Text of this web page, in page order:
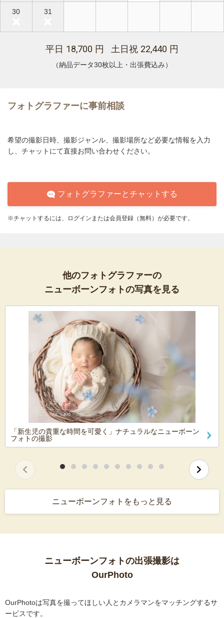
30 31
平日 18,700 円 土日祝 22,440 円
（納品データ30枚以上・出張費込み）
フォトグラファーに事前相談
希望の撮影日時、撮影ジャンル、撮影場所など必要な情報を入力
し、チャットにて直接お問い合わせください。
フォトグラファーとチャットする
※チャットするには、ログインまたは会員登録（無料）が必要です。
他のフォトグラファーの
ニューボーンフォトの写真を見る
「新生児の貴重な時間を可愛く」ナチュラルなニューボーン
フォトの撮影
ニューボーンフォトをもっと見る
ニューボーンフォトの出張撮影は
OurPhoto
OurPhotoは写真を撮ってほしい人とカメラマンをマッチングするサ
ービスです。